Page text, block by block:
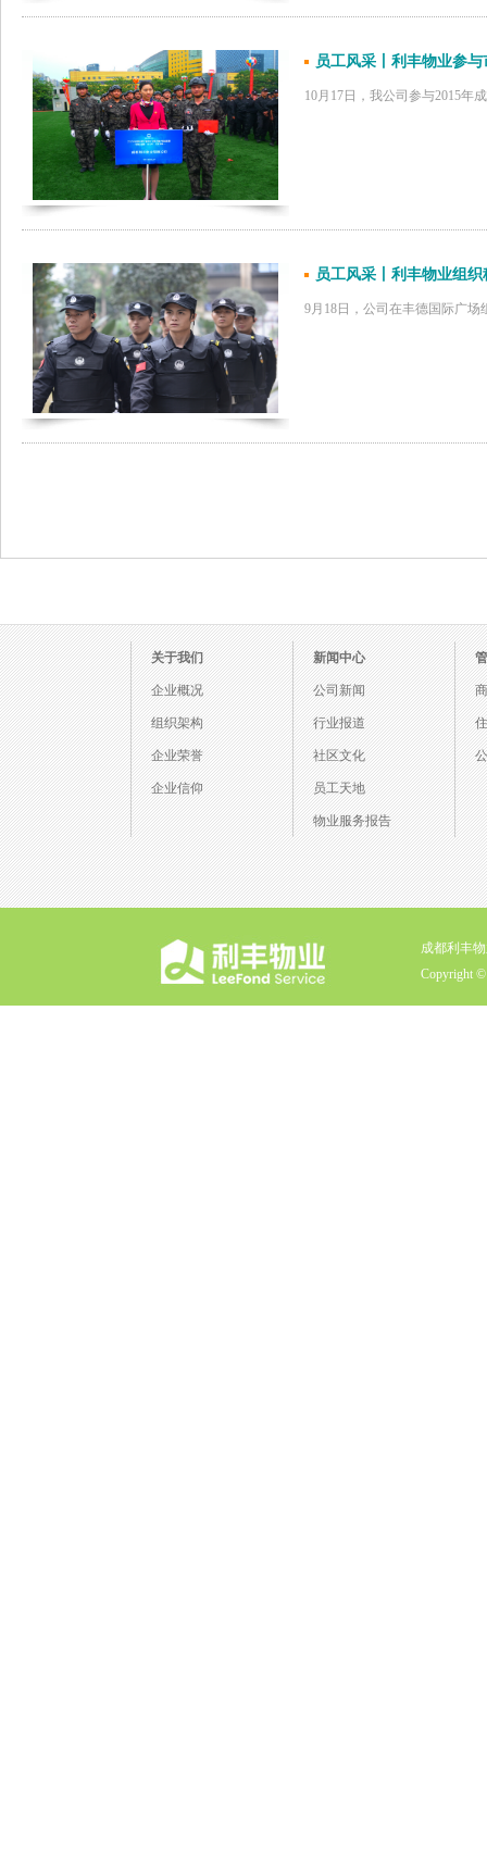
员工风采丨利丰物业参
10月17日，我公司参与2015年
员工风采丨利丰物业组
9月18日，公司在丰德国际广
关于我们
企业概况
组织架构
企业荣誉
企业信仰
新闻中心
公司新闻
行业报道
社区文化
员工天地
物业服务报告
成都利丰
Copyright